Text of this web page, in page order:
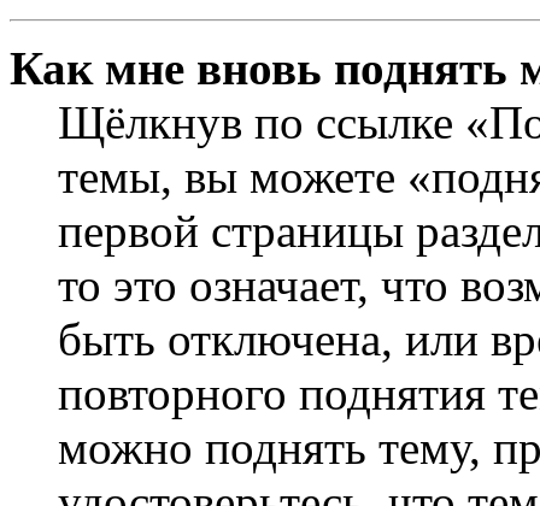
Как мне вновь поднять
Щёлкнув по ссылке
темы, вы можете
первой страницы
то это означает, что
быть отключена, или
повторного поднятия
можно поднять тему,